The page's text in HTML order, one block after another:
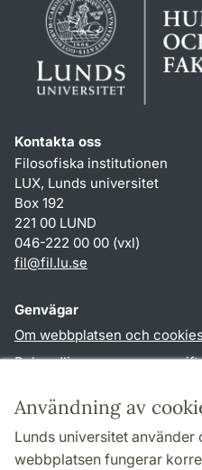
Användning av
Lunds universitet
webbplatsen fungerar
Kontakta oss
Filosofiska institutionen
LUX, Lunds universitet
Box 192
221 00 LUND
046-222 00 00 (vxl)
fil@fil.lu.se
Genvägar
Om webbplatsen och cookies
Behandling av
TYPO3-login